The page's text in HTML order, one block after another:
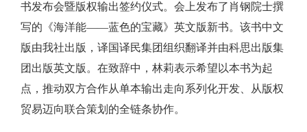
书发布会暨版权输出签约仪式。会上发布了肖钢院士撰
写的《海洋能——蓝色的宝藏》英文版新书。该书中文
版由我社出版，译国译民集团组织翻译并由科思出版集
团出版英文版。在致辞中，林莉表示希望以本书为起
点，推动双方合作从单本输出走向系列化开发、从版权
贸易迈向联合策划的全链条协作。